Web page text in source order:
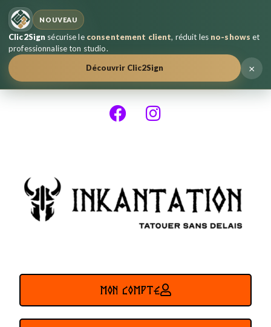
NOUVEAU
Clic2Sign sécurise le consentement client, réduit les no-shows et
professionnalise ton studio.
Découvrir Clic2Sign
×
MON COMPTE